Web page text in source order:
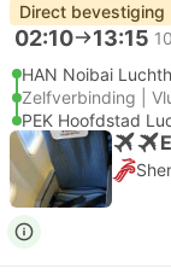
Direct bevestiging
02:10 13:15
HAN Noibai
Zelfverbinding |
PEK Hoofdstad